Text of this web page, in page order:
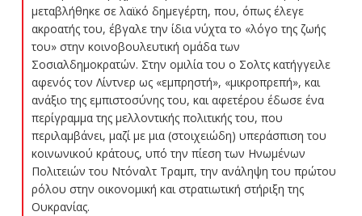
μεταβλήθηκε σε λαϊκό δημεγέρτη, που, όπως έλεγε
ακροατής του, έβγαλε την ίδια νύχτα το «λόγο της ζωής
του» στην κοινοβουλευτική ομάδα των
Σοσιαλδημοκρατών. Στην ομιλία του ο Σολτς κατήγγειλε
αφενός τον Λίντνερ ως «εμπρηστή», «μικροπρεπή», και
ανάξιο της εμπιστοσύνης του, και αφετέρου έδωσε ένα
περίγραμμα της μελλοντικής πολιτικής του, που
περιλαμβάνει, μαζί με μια (στοιχειώδη) υπεράσπιση του
κοινωνικού κράτους, υπό την πίεση των Ηνωμένων
Πολιτειών του Ντόναλτ Τραμπ, την ανάληψη του πρώτου
ρόλου στην οικονομική και στρατιωτική στήριξη της
Ουκρανίας.